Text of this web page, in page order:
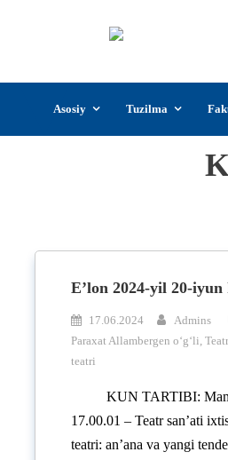
content
Asosiy Tuzilma
E’lon 2024-yil 20-
17.06.2024 Admins
Paraxat Allambergen o‘g‘li,
teatri
KUN TARTIBI:
17.00.01 – Teatr san’ati
teatri: an’ana va yangi